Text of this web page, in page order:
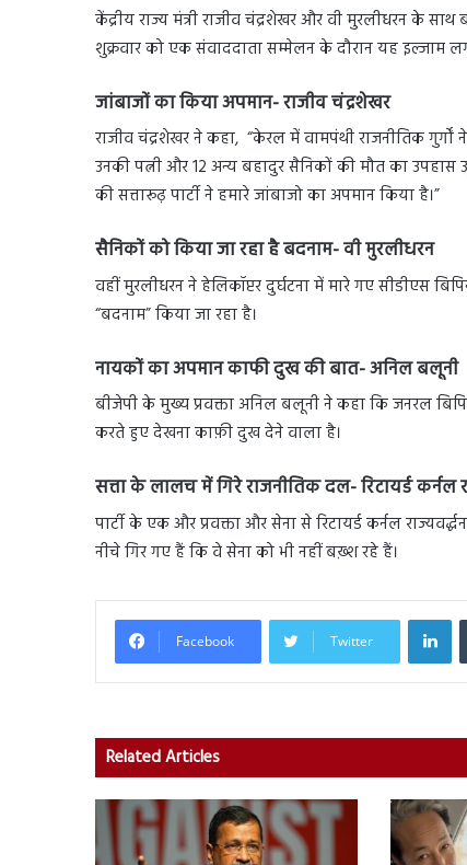
केंद्रीय राज्य मंत्री राजीव चंद्रशेखर और वी मुरलीधरन के साथ
शुक्रवार को एक संवाददाता सम्मेलन के दौरान यह इल्जाम
जांबाजों का किया अपमान- राजीव चंद्रशेखर
राजीव चंद्रशेखर ने कहा, “केरल में वामपंथी राजनीतिक
उनकी पत्नी और 12 अन्य बहादुर सैनिकों की मौत का
की सत्तारूढ़ पार्टी ने हमारे जांबाजो का अपमान किया है।”
सैनिकों को किया जा रहा है बदनाम- वी मुरलीधरन
वहीं मुरलीधरन ने हेलिकॉप्टर दुर्घटना में मारे गए सीडीएस
“बदनाम” किया जा रहा है।
नायकों का अपमान काफी दुख की बात- अनिल बलूनी
बीजेपी के मुख्य प्रवक्ता अनिल बलूनी ने कहा कि जनरल
करते हुए देखना काफ़ी दुख देने वाला है।
सत्ता के लालच में गिरे राजनीतिक दल- रिटायर्ड कर्नल
पार्टी के एक और प्रवक्ता और सेना से रिटायर्ड कर्नल
नीचे गिर गए हैं कि वे सेना को भी नहीं बख़्श रहे हैं।
Facebook Twitter
Related Articles